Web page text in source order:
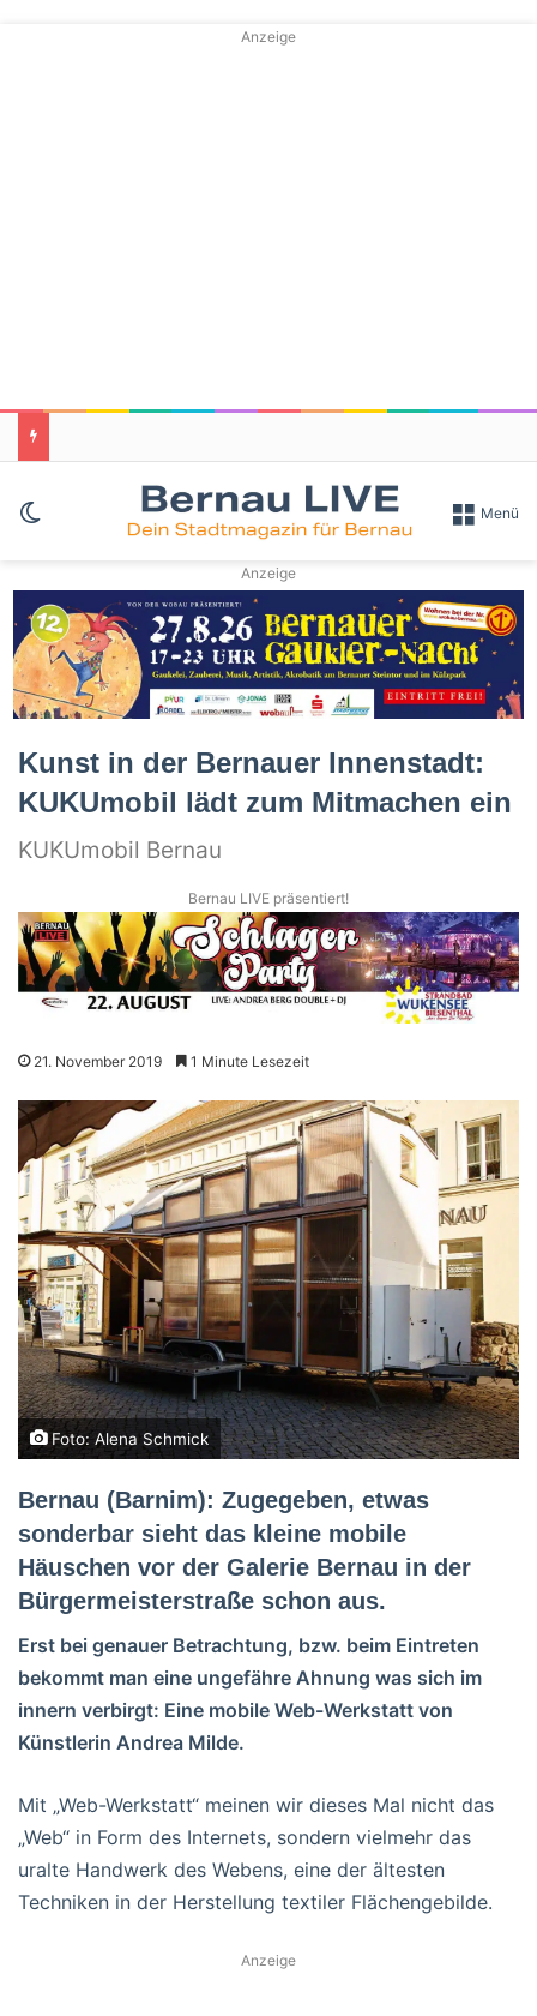
Anzeige
Skin umschalten Menü
Anzeige
Kunst in der Bernauer Innenstadt:
KUKUmobil lädt zum Mitmachen ein
KUKUmobil Bernau
Bernau LIVE präsentiert!
21. November 2019 1 Minute Lesezeit
Foto: Alena Schmick
Bernau (Barnim): Zugegeben, etwas
sonderbar sieht das kleine mobile
Häuschen vor der Galerie Bernau in der
Bürgermeisterstraße schon aus.
Erst bei genauer Betrachtung, bzw. beim Eintreten
bekommt man eine ungefähre Ahnung was sich im
innern verbirgt: Eine mobile Web-Werkstatt von
Künstlerin Andrea Milde.
Mit „Web-Werkstatt“ meinen wir dieses Mal nicht das
„Web“ in Form des Internets, sondern vielmehr das
uralte Handwerk des Webens, eine der ältesten
Techniken in der Herstellung textiler Flächengebilde.
Anzeige